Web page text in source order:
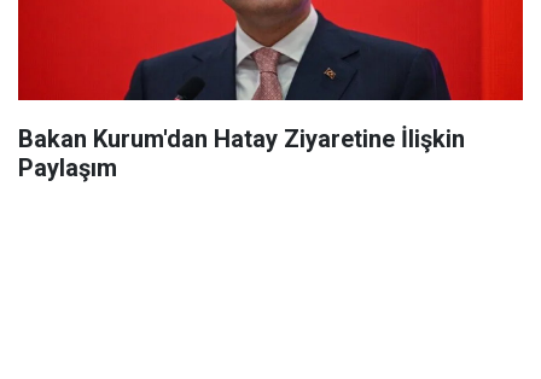
Bakan Kurum'dan Hatay Ziyaretine İlişkin
Paylaşım